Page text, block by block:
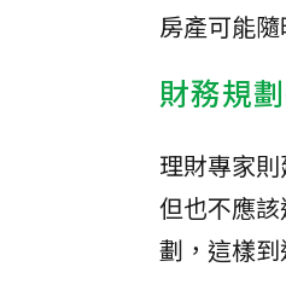
房產可能
財務規
理財專家
但也不應
劃，這樣